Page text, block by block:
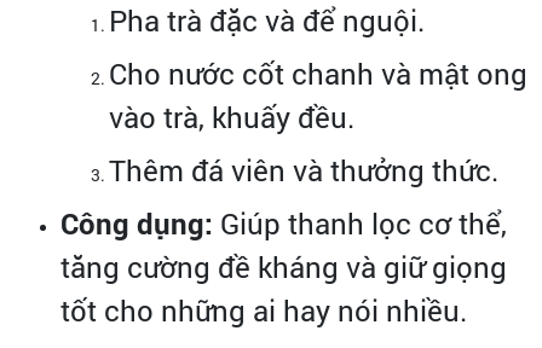
Pha trà đặc và để nguội.
Cho nước cốt chanh và mật ong
vào trà, khuấy đều.
Thêm đá viên và thưởng thức.
Công dụng: Giúp thanh lọc cơ thể,
tăng cường đề kháng và giữ giọng
tốt cho những ai hay nói nhiều.